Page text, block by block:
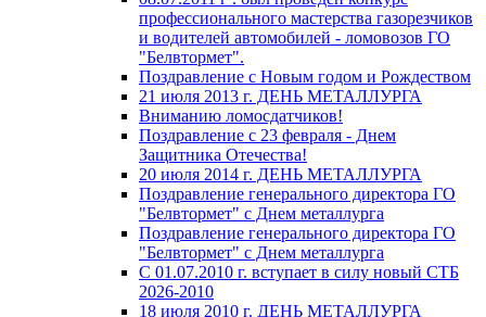
профессионального мастерства газорезчиков
и водителей автомобилей - ломовозов ГО
"Белвтормет".
Поздравление с Новым годом и Рождеством
21 июля 2013 г. ДЕНЬ МЕТАЛЛУРГА
Вниманию ломосдатчиков!
Поздравление с 23 февраля - Днем
Защитника Отечества!
20 июля 2014 г. ДЕНЬ МЕТАЛЛУРГА
Поздравление генерального директора ГО
"Белвтормет" с Днем металлурга
Поздравление генерального директора ГО
"Белвтормет" с Днем металлурга
С 01.07.2010 г. вступает в силу новый СТБ
2026-2010
18 июля 2010 г. ДЕНЬ МЕТАЛЛУРГА